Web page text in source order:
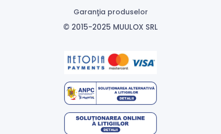
Garanţia produselor
© 2015-2025 MUULOX SRL